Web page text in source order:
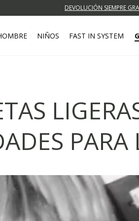
DEVOLUCIÓN SIEMPRE
NIÑOS FAST IN SYSTEM